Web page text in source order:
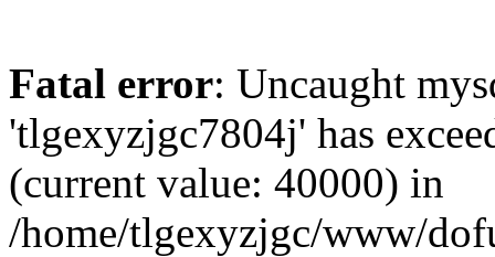
Fatal error: Uncaught
'tlgexyzjgc7804j' has
(current value: 40000) in
/home/tlgexyzjgc/www/